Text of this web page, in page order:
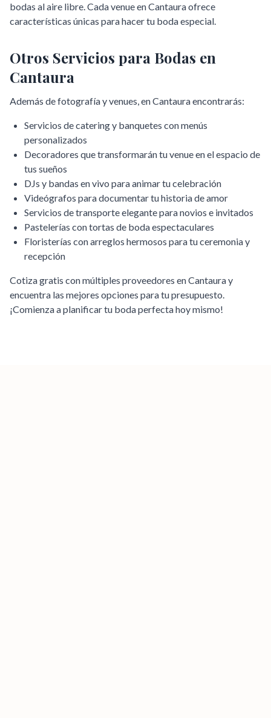
bodas al aire libre. Cada venue enCantauraofrece
características únicas para hacer tu boda especial.
Otros Servicios para Bodas en
Cantaura
Además de fotografía y venues, enCantauraencontrarás:
Servicios de catering y banquetes con menús
personalizados
Decoradores que transformarán tu venue en el espacio de
tus sueños
DJs y bandas en vivo para animar tu celebración
Videógrafos para documentar tu historia de amor
Servicios de transporte elegante para novios e invitados
Pastelerías con tortas de boda espectaculares
Floristerías con arreglos hermosos para tu ceremonia y
recepción
Cotiza gratis con múltiples proveedores enCantauray
encuentra las mejores opciones para tu presupuesto.
¡Comienza a planificar tu boda perfecta hoy mismo!